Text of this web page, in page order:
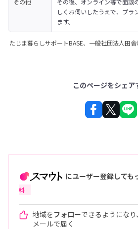
その他
その後、オンライン等で面談
しくお伺いしたうえで、プラ
ます。
たじま暮らしサポートBASE、一般社団法人田舎
このページをシェア
にユーザー登録しても
料
地域をフォローできるようになり、
メールで届く